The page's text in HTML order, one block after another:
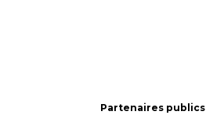
Partenaires publics